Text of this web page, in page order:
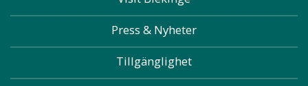
Press & Nyheter
Tillgänglighet